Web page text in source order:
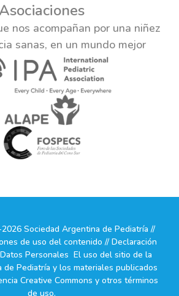
Asociaciones
nos acompañan por una niñez
sanas, en un mundo mejor
Sociedad Argentina de Pediatría //
de uso del contenido // Declaración
Personales El uso del sitio de la
de Pediatría y los materiales publicados
Creative Commons y otros términos
de uso.